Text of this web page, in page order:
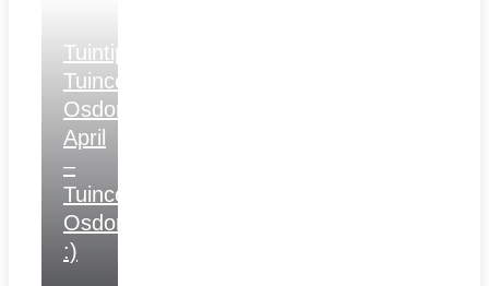
Tuintips
Tuincentrum
Osdorp
April
–
Tuincentrum
Osdorp
:)